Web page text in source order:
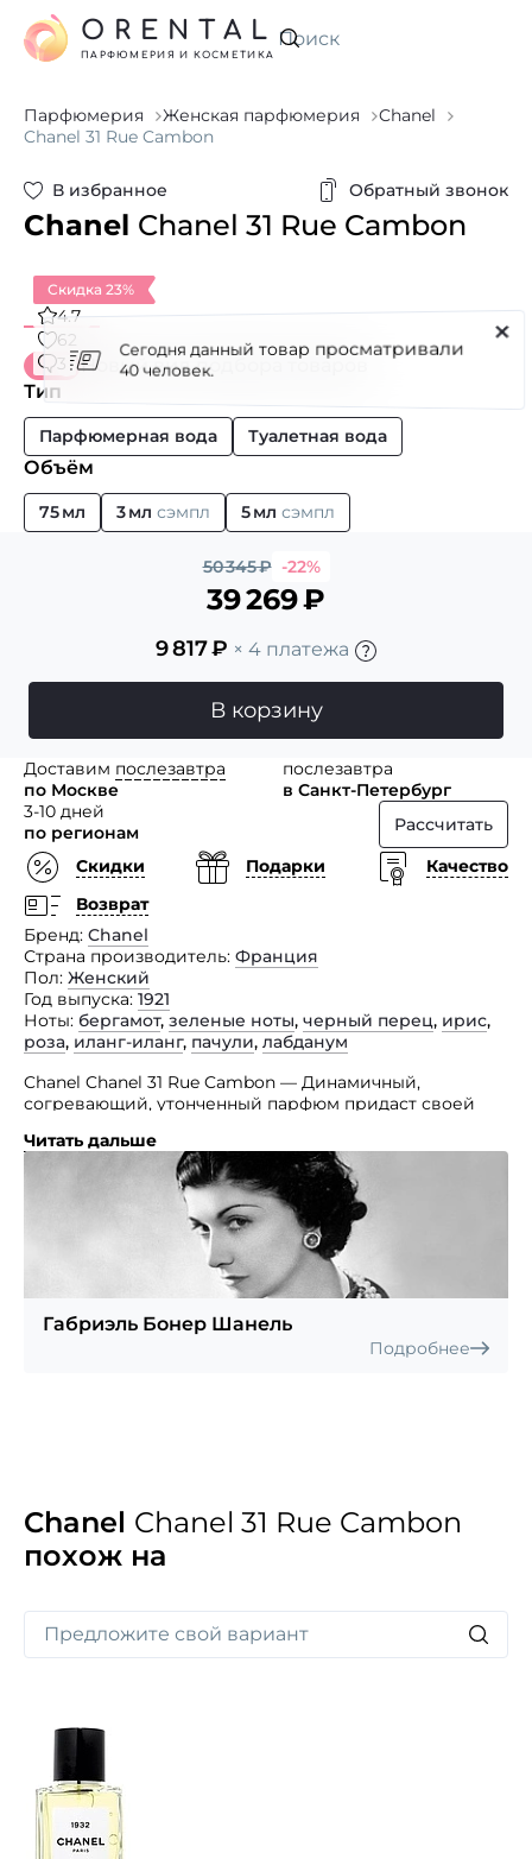
Искать
ORENTAL
ПАРФЮМЕРИЯ И КОСМЕТИКА
Парфюмерия Женская парфюмерия
Chanel
Chanel 31 Rue Cambon
В избранное Обратный звонок
Chanel Chanel 31 Rue Cambon
Скидка 23%
4.7
62
3
Сегодня данный товар просматривали
Новый вид подбора товаров
Тип
Парфюмерная вода Туалетная вода
Объём
75 мл 3 мл сэмпл 5 мл сэмпл
50 345₽ -22%
39 269₽
9 817₽ × 4 платежа
В корзину
Доставим послезавтра
по Москве
послезавтра
в Санкт-Петербург
3-10 дней
по регионам
Рассчитать
Скидки
Подарки
Качество
Возврат
Бренд Chanel
Страна производитель Франция
Пол Женский
Год выпуска 1921
Ноты бергамот, зеленые ноты, черный перец, ирис,
роза, иланг-иланг, пачули, лабданум
Chanel Chanel 31 Rue Cambon — Динамичный,
согревающий, утонченный парфюм придаст своей
Название этот парфюм получил в честь бутика,
который Коко приобрела в 1921 году. Теперь это
основной бутик знаменитого Дома моды. Аромат
духов подойдёт женщине настолько утончённой
и элегантной, что окружающие всерьёз будут считать
её особой королевских кровей. Яркая свежесть
первых нот бергамота и лимона, дополнена
пикантным штрихом — белым перцем.
Восхитительное цветочное облако нот «сердца»,
наполненное нежностью, приходит им на смену.
Читать дальше
Габриэль Бонер Шанель
Подробнее
Chanel Chanel 31 Rue Cambon
похож на